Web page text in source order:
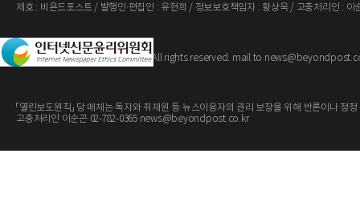
제호 : 비욘드포스트 / 발행인·편집인 : 유현희 / 정보보호책임자 : 황상욱 / 고충처리인 : 이
Copyright ©The BeyondPost. All rights reserved. mail to
「열린보도원칙」 당 매체는 독자와 취재원 등 뉴스이용자의 권리 보장을 위해 반론이나
고충처리인 이순곤 02-782-0365 news@beyondpost.co.kr